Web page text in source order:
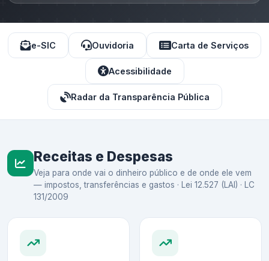
e-SIC Ouvidoria Carta de Serviços
Acessibilidade
Radar da Transparência Pública
Receitas e Despesas
Veja para onde vai o dinheiro público e de onde ele vem
— impostos, transferências e gastos · Lei 12.527 (LAI) · LC
131/2009